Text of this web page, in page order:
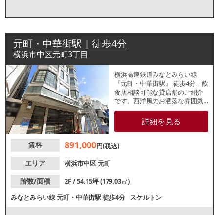
元町・中華街駅 | 徒歩4分
横浜市中区元町3丁目
横浜⾼速鉄道みなとみらい線
『元町・中華街駅』 徒歩4分、飲
食店相談可能な貸店舗のご紹介
です。西洋風のお洒落な雰囲気
が漂う「元町メインストリー
ト」沿いにあり、買い物客など
の集客が期待できます。周辺で
やレストラン店舗が営業中で
詳細を見る
賃料 891,000円(税込)
エリア
横浜市中区元町
階数/面積
2F / 54.15坪 (179.03㎡)
みなとみらい線元町・中華街駅徒歩4分 スケルトン